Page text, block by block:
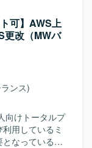
セキュリティ
、今後の全社
えることがで
務となりま
た案件におい
基盤の構築や
行っていただ
バックアッ
も含めたクラ
ただきます。
合わせを主体
て設計・構築
。技術的な知
、関係者と円滑
ます。 【ポ
構築まで一連の
可】AWS上
更改（MWバ
ンス)
向けトータルプ
用しているミ
となっているた